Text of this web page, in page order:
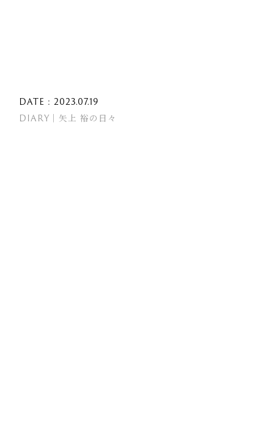
DATE : 2023.07.19
DIARY｜矢上 裕の日々